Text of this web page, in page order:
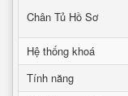
Chân Tủ Hồ Sơ
Hệ thống khoá
Tính năng